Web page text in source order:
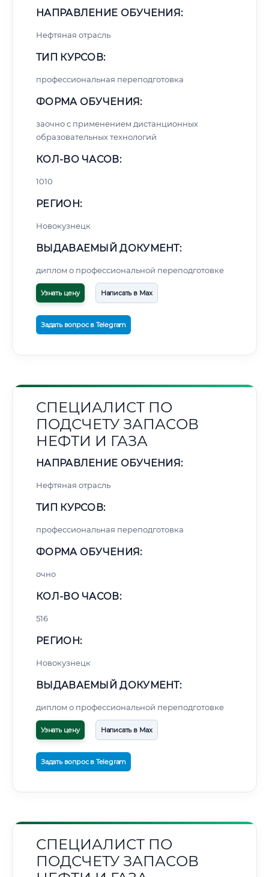
НАПРАВЛЕНИЕ ОБУЧЕНИЯ:
Нефтяная отрасль
ТИП КУРСОВ:
профессиональная переподготовка
ФОРМА ОБУЧЕНИЯ:
заочно с применением дистанционных
образовательных технологий
КОЛ-ВО ЧАСОВ:
1010
РЕГИОН:
Новокузнецк
ВЫДАВАЕМЫЙ ДОКУМЕНТ:
диплом о профессиональной переподготовке
Узнать цену Написать в Max
Задать вопрос в Telegram
СПЕЦИАЛИСТ ПО
ПОДСЧЕТУ ЗАПАСОВ
НЕФТИ И ГАЗА
НАПРАВЛЕНИЕ ОБУЧЕНИЯ:
Нефтяная отрасль
ТИП КУРСОВ:
профессиональная переподготовка
ФОРМА ОБУЧЕНИЯ:
очно
КОЛ-ВО ЧАСОВ:
516
РЕГИОН:
Новокузнецк
ВЫДАВАЕМЫЙ ДОКУМЕНТ:
диплом о профессиональной переподготовке
Узнать цену Написать в Max
Задать вопрос в Telegram
СПЕЦИАЛИСТ ПО
ПОДСЧЕТУ ЗАПАСОВ